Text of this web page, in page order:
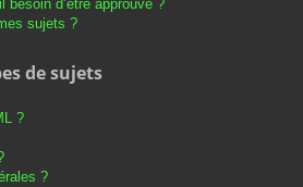
besoin d’être approuvé ?
sujets ?
de sujets
?
?